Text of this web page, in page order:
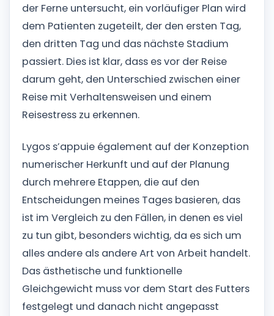
der Ferne untersucht, ein vorläufiger Plan wird
dem Patienten zugeteilt, der den ersten Tag,
den dritten Tag und das nächste Stadium
passiert. Dies ist klar, dass es vor der Reise
darum geht, den Unterschied zwischen einer
Reise mit Verhaltensweisen und einem
Reisestress zu erkennen.
Lygos s’appuie également auf der Konzeption
numerischer Herkunft und auf der Planung
durch mehrere Etappen, die auf den
Entscheidungen meines Tages basieren, das
ist im Vergleich zu den Fällen, in denen es viel
zu tun gibt, besonders wichtig, da es sich um
alles andere als andere Art von Arbeit handelt.
Das ästhetische und funktionelle
Gleichgewicht muss vor dem Start des Futters
festgelegt und danach nicht angepasst